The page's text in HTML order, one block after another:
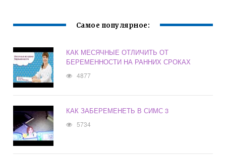
Самое популярное:
КАК МЕСЯЧНЫЕ ОТЛИЧИТЬ ОТ
БЕРЕМЕННОСТИ НА РАННИХ СРОКАХ
4877
КАК ЗАБЕРЕМЕНЕТЬ В СИМС 3
5734